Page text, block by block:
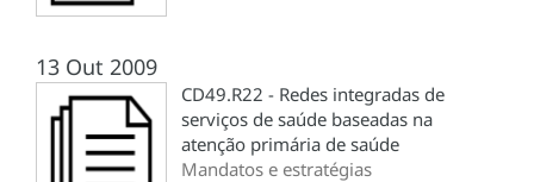
13 Out 2009
CD49.R22 - Redes integradas de
serviços de saúde baseadas na
atenção primária de saúde
Mandatos e estratégias